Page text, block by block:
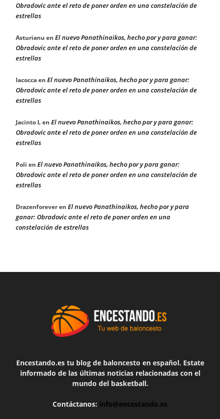
Obradovic ante el reto de poner orden en una constelación de
estrellas
Asturianu en El nuevo Panathinaikos, hecho por y para ganar:
Obradovic ante el reto de poner orden en una constelación de
estrellas
Iacoccaen El nuevo Panathinaikos, hecho por y para ganar:
Obradovic ante el reto de poner orden en una constelación de
estrellas
Jacinto Len El nuevo Panathinaikos, hecho por y para ganar:
Obradovic ante el reto de poner orden en una constelación de
estrellas
Poli en El nuevo Panathinaikos, hecho por y para ganar:
Obradovic ante el reto de poner orden en una constelación de
estrellas
Drazenforeveren El nuevo Panathinaikos, hecho por y para
ganar: Obradovic ante el reto de poner orden en una
constelación de estrellas
Encestando.es tu blog de baloncesto en español. Estate
informado de las últimas noticias relacionadas con el
mundo del basketball.
Contáctanos: info@encestando.es